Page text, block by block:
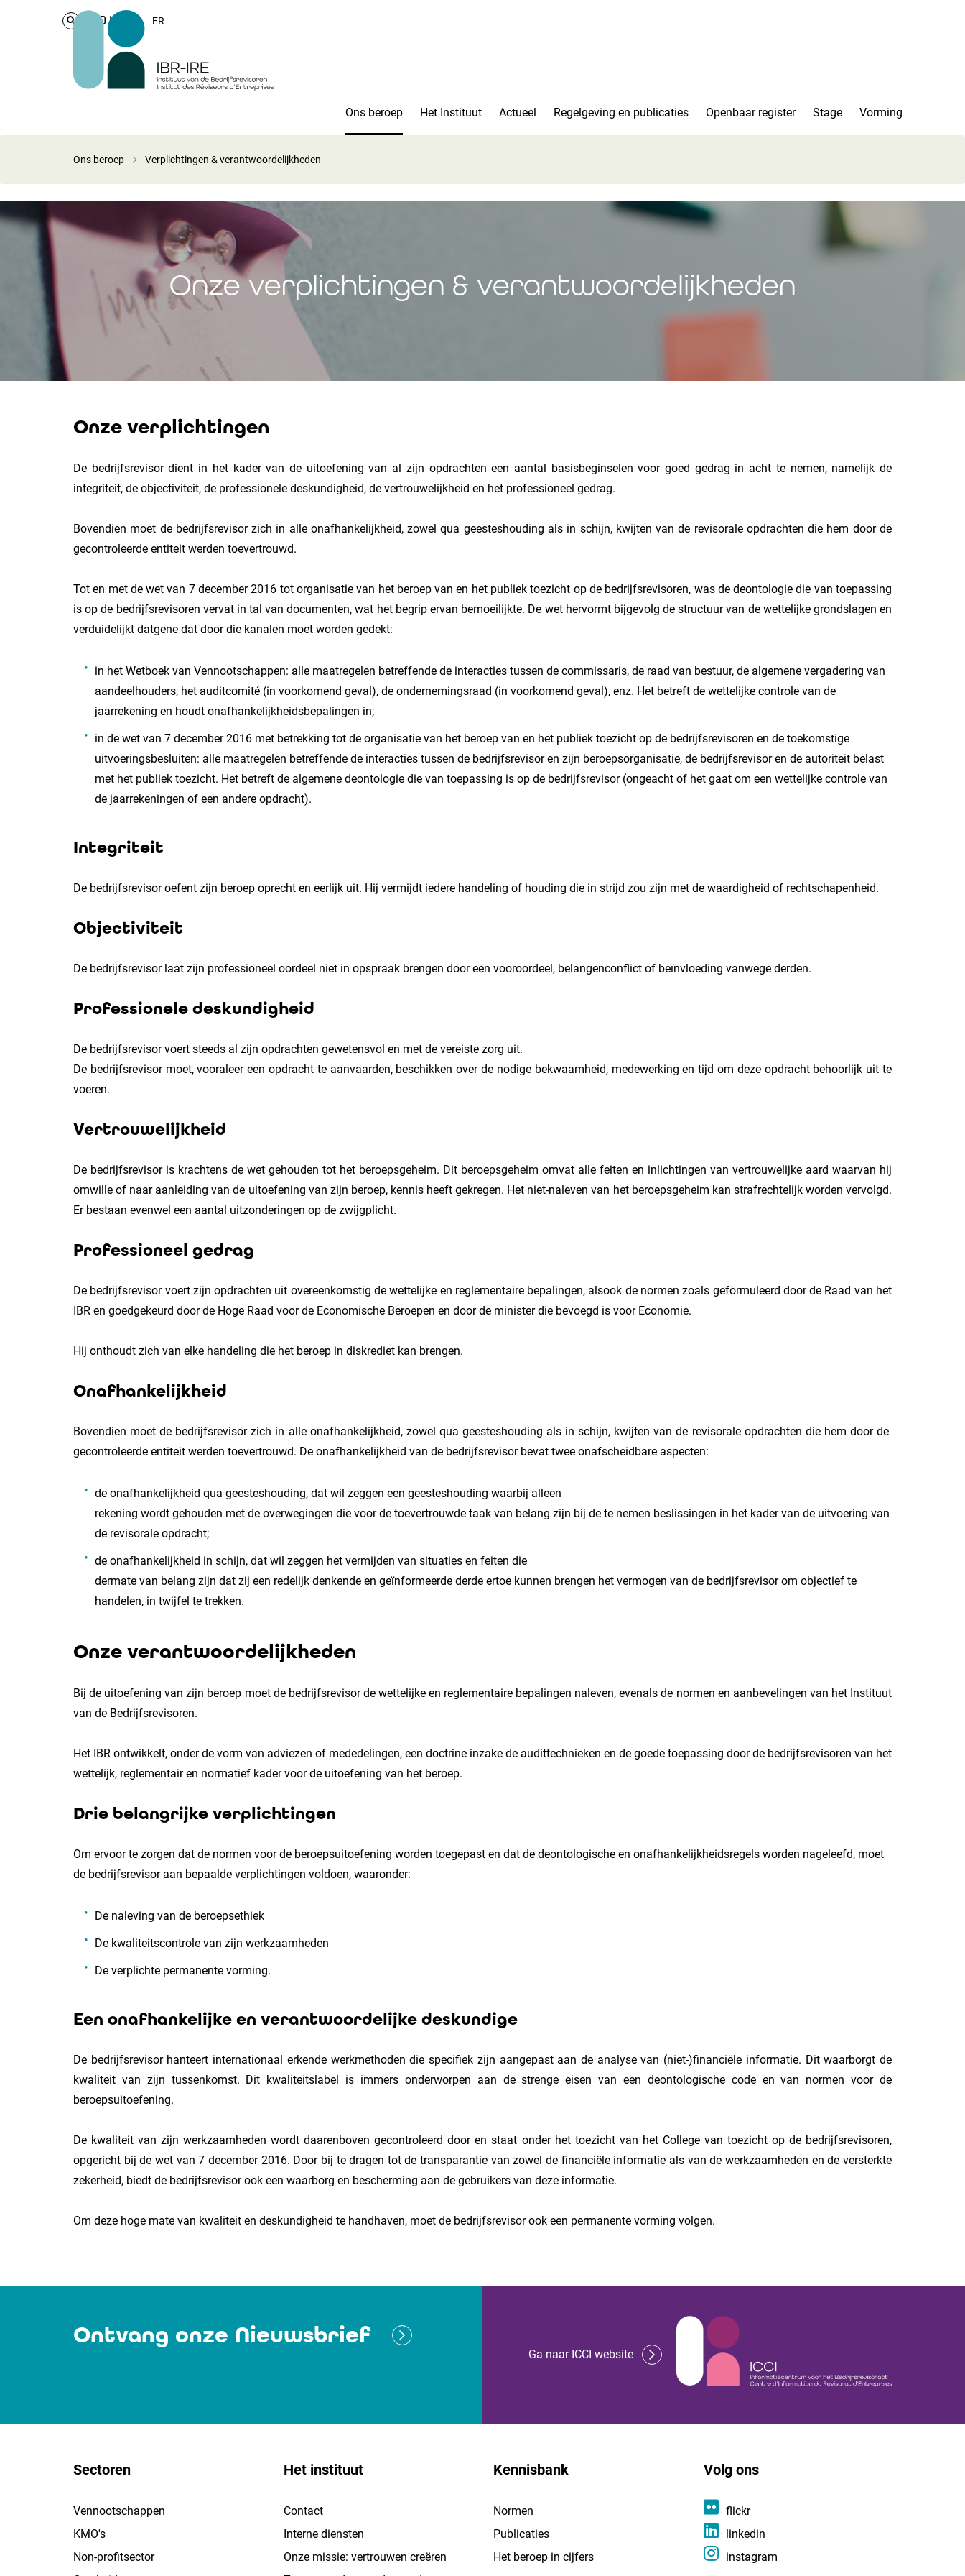
Login FR
Ons beroep Het Instituut Actueel Regelgeving en publicaties Openbaar register Stage Vorming
Ons beroep Verplichtingen & verantwoordelijkheden
Onze verplichtingen & verantwoordelijkheden
Onze verplichtingen
De bedrijfsrevisor dient in het kader van de uitoefening van al zijn opdrachten een aantal basisbeginselen voor goed gedrag in acht te nemen, namelijk de
integriteit, de objectiviteit, de professionele deskundigheid, de vertrouwelijkheid en het professioneel gedrag.
Bovendien moet de bedrijfsrevisor zich in alle onafhankelijkheid, zowel qua geesteshouding als in schijn, kwijten van de revisorale opdrachten die hem door de
gecontroleerde entiteit werden toevertrouwd.
Tot en met de wet van 7 december 2016 tot organisatie van het beroep van en het publiek toezicht op de bedrijfsrevisoren, was de deontologie die van toepassing
is op de bedrijfsrevisoren vervat in tal van documenten, wat het begrip ervan bemoeilijkte. De wet hervormt bijgevolg de structuur van de wettelijke grondslagen en
verduidelijkt datgene dat door die kanalen moet worden gedekt:
in het Wetboek van Vennootschappen: alle maatregelen betreffende de interacties tussen de commissaris, de raad van bestuur, de algemene vergadering van
aandeelhouders, het auditcomité (in voorkomend geval), de ondernemingsraad (in voorkomend geval), enz. Het betreft de wettelijke controle van de
jaarrekening en houdt onafhankelijkheidsbepalingen in;
in de wet van 7 december 2016 met betrekking tot de organisatie van het beroep van en het publiek toezicht op de bedrijfsrevisoren en de toekomstige
uitvoeringsbesluiten: alle maatregelen betreffende de interacties tussen de bedrijfsrevisor en zijn beroepsorganisatie, de bedrijfsrevisor en de autoriteit belast
met het publiek toezicht. Het betreft de algemene deontologie die van toepassing is op de bedrijfsrevisor (ongeacht of het gaat om een wettelijke controle van
de jaarrekeningen of een andere opdracht).
Integriteit
De bedrijfsrevisor oefent zijn beroep oprecht en eerlijk uit. Hij vermijdt iedere handeling of houding die in strijd zou zijn met de waardigheid of rechtschapenheid.
Objectiviteit
De bedrijfsrevisor laat zijn professioneel oordeel niet in opspraak brengen door een vooroordeel, belangenconflict of beïnvloeding vanwege derden.
Professionele deskundigheid
De bedrijfsrevisor voert steeds al zijn opdrachten gewetensvol en met de vereiste zorg uit.
De bedrijfsrevisor moet, vooraleer een opdracht te aanvaarden, beschikken over de nodige bekwaamheid, medewerking en tijd om deze opdracht behoorlijk uit te
voeren.
Vertrouwelijkheid
De bedrijfsrevisor is krachtens de wet gehouden tot het beroepsgeheim. Dit beroepsgeheim omvat alle feiten en inlichtingen van vertrouwelijke aard waarvan hij
omwille of naar aanleiding van de uitoefening van zijn beroep, kennis heeft gekregen. Het niet-naleven van het beroepsgeheim kan strafrechtelijk worden vervolgd.
Er bestaan evenwel een aantal uitzonderingen op de zwijgplicht.
Professioneel gedrag
De bedrijfsrevisor voert zijn opdrachten uit overeenkomstig de wettelijke en reglementaire bepalingen, alsook de normen zoals geformuleerd door de Raad van het
IBR en goedgekeurd door de Hoge Raad voor de Economische Beroepen en door de minister die bevoegd is voor Economie.
Hij onthoudt zich van elke handeling die het beroep in diskrediet kan brengen.
Onafhankelijkheid
Bovendien moet de bedrijfsrevisor zich in alle onafhankelijkheid, zowel qua geesteshouding als in schijn, kwijten van de revisorale opdrachten die hem door de
gecontroleerde entiteit werden toevertrouwd. De onafhankelijkheid van de bedrijfsrevisor bevat twee onafscheidbare aspecten:
de onafhankelijkheid qua geesteshouding, dat wil zeggen een geesteshouding waarbij alleen
rekening wordt gehouden met de overwegingen die voor de toevertrouwde taak van belang zijn bij de te nemen beslissingen in het kader van de uitvoering van
de revisorale opdracht;
de onafhankelijkheid in schijn, dat wil zeggen het vermijden van situaties en feiten die
dermate van belang zijn dat zij een redelijk denkende en geïnformeerde derde ertoe kunnen brengen het vermogen van de bedrijfsrevisor om objectief te
handelen, in twijfel te trekken.
Onze verantwoordelijkheden
Bij de uitoefening van zijn beroep moet de bedrijfsrevisor de wettelijke en reglementaire bepalingen naleven, evenals de normen en aanbevelingen van het Instituut
van de Bedrijfsrevisoren.
Het IBR ontwikkelt, onder de vorm van adviezen of mededelingen, een doctrine inzake de audittechnieken en de goede toepassing door de bedrijfsrevisoren van het
wettelijk, reglementair en normatief kader voor de uitoefening van het beroep.
Drie belangrijke verplichtingen
Om ervoor te zorgen dat de normen voor de beroepsuitoefening worden toegepast en dat de deontologische en onafhankelijkheidsregels worden nageleefd, moet
de bedrijfsrevisor aan bepaalde verplichtingen voldoen, waaronder:
De naleving van de beroepsethiek
De kwaliteitscontrole van zijn werkzaamheden
De verplichte permanente vorming.
Een onafhankelijke en verantwoordelijke deskundige
De bedrijfsrevisor hanteert internationaal erkende werkmethoden die specifiek zijn aangepast aan de analyse van (niet-)financiële informatie. Dit waarborgt de
kwaliteit van zijn tussenkomst. Dit kwaliteitslabel is immers onderworpen aan de strenge eisen van een deontologische code en van normen voor de
beroepsuitoefening.
De kwaliteit van zijn werkzaamheden wordt daarenboven gecontroleerd door en staat onder het toezicht van het College van toezicht op de bedrijfsrevisoren,
opgericht bij de wet van 7 december 2016. Door bij te dragen tot de transparantie van zowel de financiële informatie als van de werkzaamheden en de versterkte
zekerheid, biedt de bedrijfsrevisor ook een waarborg en bescherming aan de gebruikers van deze informatie.
Om deze hoge mate van kwaliteit en deskundigheid te handhaven, moet de bedrijfsrevisor ook een permanente vorming volgen.
Ontvang onze Nieuwsbrief
Ga naar ICCI website
Sectoren
Vennootschappen
KMO's
Non-profitsector
Het instituut
Contact
Interne diensten
Onze missie: vertrouwen creëren
Kennisbank
Normen
Publicaties
Het beroep in cijfers
Volg ons
flickr
linkedin
instagram